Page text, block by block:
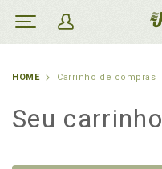
HOME Carrinho de compras
Seu carrinho